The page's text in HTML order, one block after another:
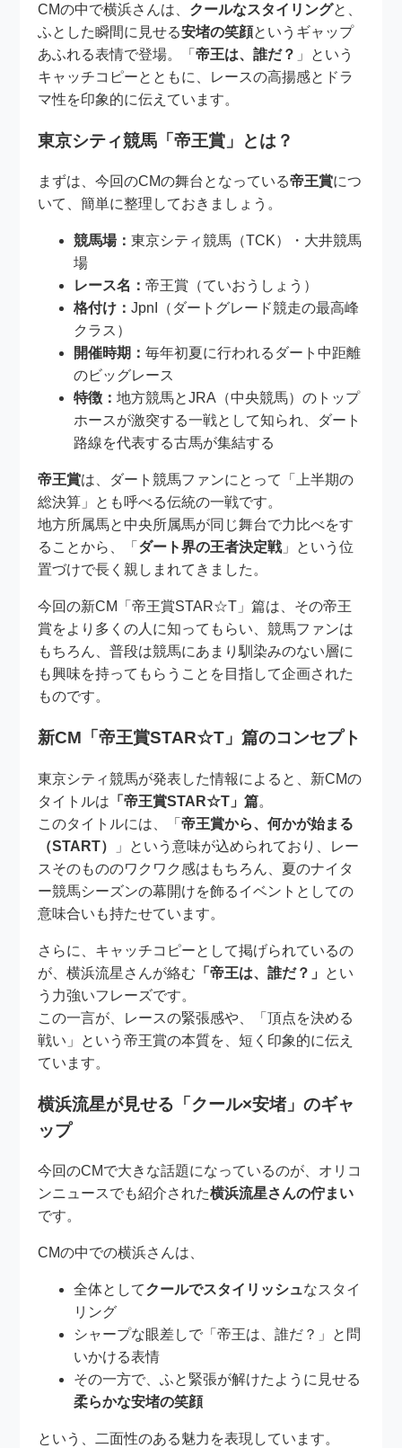
CMの中で横浜さんは、 クールなスタイリングと、
ふとした瞬間に見せる安堵の笑顔というギャップ
あふれる表情で登場。「帝王は、誰だ？ 」という
キャッチコピーとともに、レースの高揚感とドラ
マ性を印象的に伝えています。
東京シティ競馬「帝王賞」とは？
まずは、今回のCMの舞台となっている帝王賞につ
いて、簡単に整理しておきましょう。
競馬場：東京シティ競馬（TCK）・大井競馬
場
レース名：帝王賞（ていおうしょう）
格付け：JpnI（ダートグレード競走の最高峰
クラス）
開催時期：毎年初夏に行われるダート中距離
のビッグレース
特徴：地方競馬とJRA（中央競馬）のトップ
ホースが激突する一戦として知られ、ダート
路線を代表する古馬が集結する
帝王賞は、ダート競馬ファンにとって「上半期の
総決算」とも呼べる伝統の一戦です。
地方所属馬と中央所属馬が同じ舞台で力比べをす
ることから、「 ダート界の王者決定戦」という位
置づけで長く親しまれてきました。
今回の新CM「帝王賞STAR☆T」篇は、その帝王
賞をより多くの人に知ってもらい、競馬ファンは
もちろん、普段は競馬にあまり馴染みのない層に
も興味を持ってもらうことを目指して企画された
ものです。
新CM「帝王賞STAR☆T」篇のコンセプト
東京シティ競馬が発表した情報によると、新CMの
タイトルは 「帝王賞STAR☆T」篇。
このタイトルには、「帝王賞から、何かが始まる
（START）
」という意味が込められており、レー
スそのもののワクワク感はもちろん、夏のナイタ
ー競馬シーズンの幕開けを飾るイベントとしての
意味合いも持たせています。
さらに、キャッチコピーとして掲げられているの
が、横浜流星さんが絡む 「帝王は、誰だ？」 とい
う力強いフレーズです。
この一言が、レースの緊張感や、「頂点を決める
戦い」という帝王賞の本質を、短く印象的に伝え
ています。
横浜流星が見せる「クール×安堵」のギャ
ップ
今回のCMで大きな話題になっているのが、オリコ
ンニュースでも紹介された横浜流星さんの佇まい
です。
CMの中での横浜さんは、
全体としてクールでスタイリッシュなスタイ
リング
シャープな眼差しで「帝王は、誰だ？」と問
いかける表情
その一方で、ふと緊張が解けたように見せる
柔らかな安堵の笑顔
という、二面性のある魅力を表現しています。